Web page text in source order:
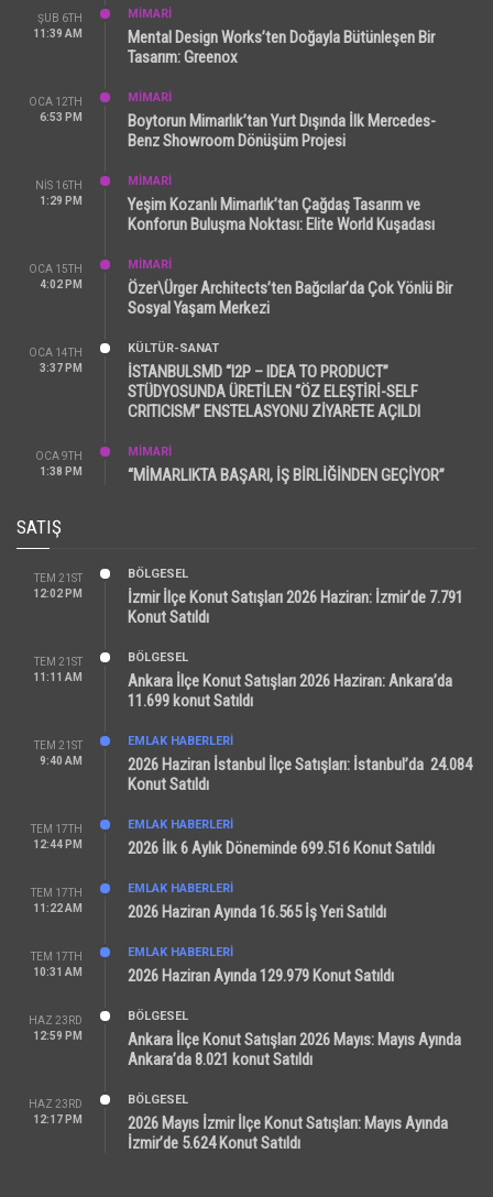
ŞUB 6TH
11:39 AM
MİMARİ
Mental Design Works’ten Doğayla Bütünleşen Bir
Tasarım: Greenox
OCA 12TH
6:53 PM
MİMARİ
Boytorun Mimarlık’tan Yurt Dışında İlk Mercedes-
Benz Showroom Dönüşüm Projesi
NIS 16TH
1:29 PM
MİMARİ
Yeşim Kozanlı Mimarlık’tan Çağdaş Tasarım ve
Konforun Buluşma Noktası: Elite World Kuşadası
OCA 15TH
4:02 PM
MİMARİ
Özer\Ürger Architects’ten Bağcılar’da Çok Yönlü Bir
Sosyal Yaşam Merkezi
OCA 14TH
3:37 PM
KÜLTÜR-SANAT
İSTANBULSMD “I2P – IDEA TO PRODUCT”
STÜDYOSUNDA ÜRETİLEN “ÖZ ELEŞTİRİ-SELF
CRITICISM” ENSTELASYONU ZİYARETE AÇILDI
OCA 9TH
1:38 PM
MİMARİ
“MİMARLIKTA BAŞARI, İŞ BİRLİĞİNDEN GEÇİYOR”
SATIŞ
TEM 21ST
12:02 PM
BÖLGESEL
İzmir İlçe Konut Satışları 2026 Haziran: İzmir’de 7.791
Konut Satıldı
TEM 21ST
11:11 AM
BÖLGESEL
Ankara İlçe Konut Satışları 2026 Haziran: Ankara’da
11.699 konut Satıldı
TEM 21ST
9:40 AM
EMLAK HABERLERI
2026 Haziran İstanbul İlçe Satışları: İstanbul’da 24.084
Konut Satıldı
TEM 17TH
12:44 PM
EMLAK HABERLERI
2026 İlk 6 Aylık Döneminde 699.516 Konut Satıldı
TEM 17TH
11:22 AM
EMLAK HABERLERI
2026 Haziran Ayında 16.565 İş Yeri Satıldı
TEM 17TH
10:31 AM
EMLAK HABERLERI
2026 Haziran Ayında 129.979 Konut Satıldı
HAZ 23RD
12:59 PM
BÖLGESEL
Ankara İlçe Konut Satışları 2026 Mayıs: Mayıs Ayında
Ankara’da 8.021 konut Satıldı
HAZ 23RD
12:17 PM
BÖLGESEL
2026 Mayıs İzmir İlçe Konut Satışları: Mayıs Ayında
İzmir’de 5.624 Konut Satıldı